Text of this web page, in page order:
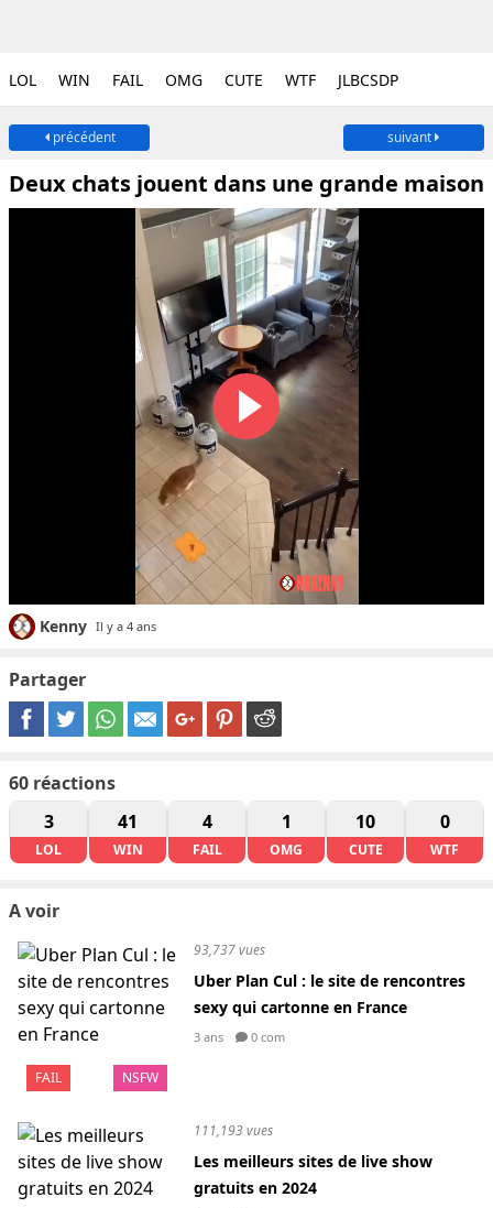
LOL WIN FAIL OMG CUTE WTF JLBCSDP
précédent suivant
Deux chats jouent dans une grande maison
Kenny Il y a 4 ans
Partager
60 réactions
3
LOL
41
WIN
4
FAIL
1
OMG
10
CUTE
0
WTF
A voir
FAIL NSFW
93,737 vues
Uber Plan Cul : le site de rencontres
sexy qui cartonne en France
3 ans 0 com
111,193 vues
Les meilleurs sites de live show
gratuits en 2024